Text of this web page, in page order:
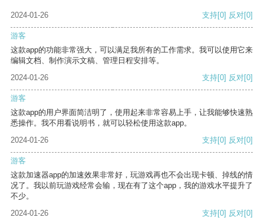
2024-01-26 支持[0] 反对[0]
游客
这款app的功能非常强大，可以满足我所有的工作需求。我可以使用它来
编辑文档、制作演示文稿、管理日程安排等。
2024-01-26
支持[0] 反对[0]
游客
这款app的用户界面简洁明了，使用起来非常容易上手，让我能够快速熟
悉操作。我不用看说明书，就可以轻松使用这款app。
2024-01-26
支持[0] 反对[0]
游客
这款加速器app的加速效果非常好，玩游戏再也不会出现卡顿、掉线的情
况了。我以前玩游戏经常会输，现在有了这个app，我的游戏水平提升了
不少。
2024-01-26
支持[0] 反对[0]